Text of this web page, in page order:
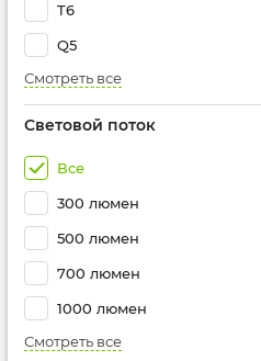
T6
Q5
Смотреть все
Световой поток
Все
300 люмен
500 люмен
700 люмен
1000 люмен
Смотреть все